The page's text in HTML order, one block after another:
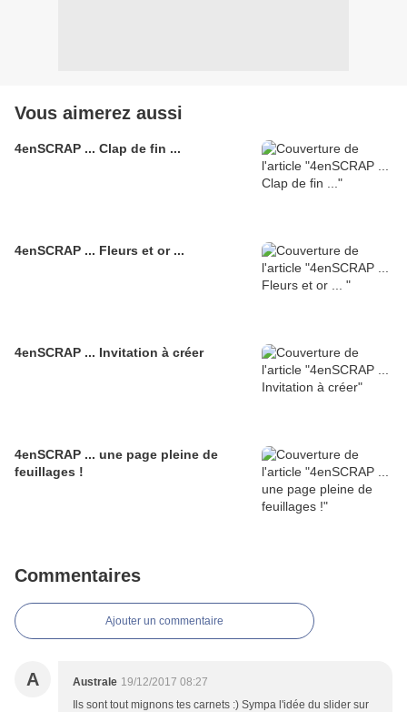
Vous aimerez aussi
4enSCRAP ... Clap de fin ...
4enSCRAP ... Fleurs et or ...
4enSCRAP ... Invitation à créer
4enSCRAP ... une page pleine de
feuillages !
Commentaires
Ajouter un commentaire
A Australe 19/12/2017 08:27
Ils sont tout mignons tes carnets :) Sympa l'idée du slider sur